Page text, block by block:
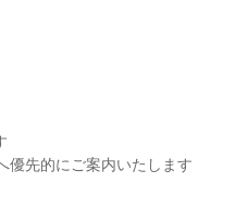
優先的にご案内いたします